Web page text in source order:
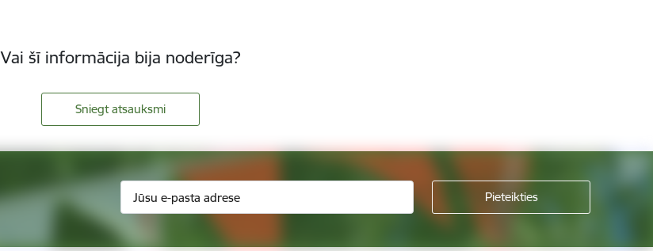
Vai šī informācija bija noderīga?
Sniegt atsauksmi